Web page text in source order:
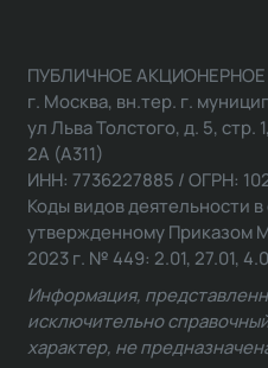
ПУБЛИЧНОЕ
г. Москва, вн.тер. г.
ул Льва Толстого, д. 5,
2А (А311)
ИНН: 7736227885 / ОГРН:
Коды видов деятельности
утвержденному Приказом
2023 г. № 449: 2.01, 27.01,
Информация,
исключительно
характер, не